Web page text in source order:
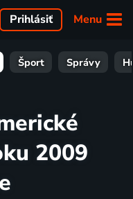
Menu
Prihlásiť
Šport Správy
2009